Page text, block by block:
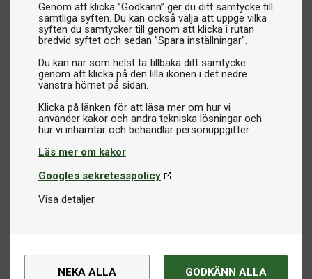
Genom att klicka ”Godkänn” ger du ditt samtycke till
samtliga syften. Du kan också välja att uppge vilka
syften du samtycker till genom att klicka i rutan
bredvid syftet och sedan ”Spara inställningar”.
Du kan när som helst ta tillbaka ditt samtycke
genom att klicka på den lilla ikonen i det nedre
vänstra hörnet på sidan.
Klicka på länken för att läsa mer om hur vi
använder kakor och andra tekniska lösningar och
Läs mer om kakor
Googles sekretesspolicy
Visa detaljer
NEKA ALLA GODKÄNN ALLA